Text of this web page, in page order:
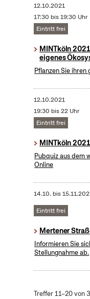
12.10.2021
17:30 bis 19:30 Uhr
Eintritt frei
MINTköln
eigenes
Pflanzen Sie
12.10.2021
19:30 bis 22 Uhr
Eintritt frei
MINTköln
Pubquiz aus dem
Online
14.10. bis
Eintritt frei
Mertener
Informieren Sie
Stellungnahme ab.
Treffer 11–20 von